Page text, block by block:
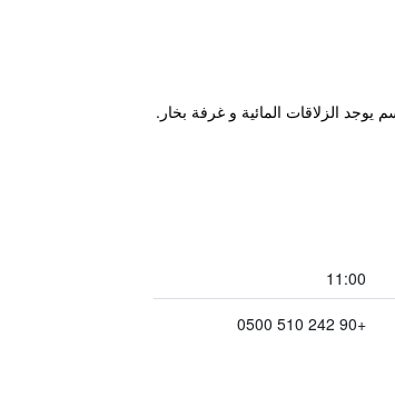
حسب الموسم يوجد الزلاقات المائية و غرفة بخار.
11:00
+90 242 510 0500